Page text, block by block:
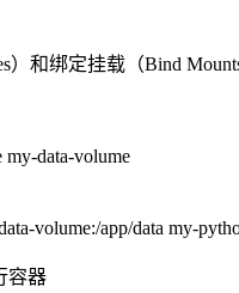
）和绑定挂载（Bind
my-data-volume
volume:/app/data my-
容器